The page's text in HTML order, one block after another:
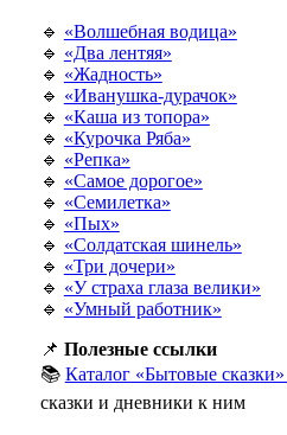
🔹 «Волшебная водица»
🔹 «Два лентяя»
🔹 «Жадность»
🔹 «Иванушка-дурачок»
🔹 «Каша из топора»
🔹 «Курочка Ряба»
🔹 «Репка»
🔹 «Самое дорогое»
🔹 «Семилетка»
🔹 «Пых»
🔹 «Солдатская шинель»
🔹 «Три дочери»
🔹 «У страха глаза велики»
🔹 «Умный работник»
📌 Полезные ссылки
📚 Каталог «Бытовые сказки»
сказки и дневники к ним